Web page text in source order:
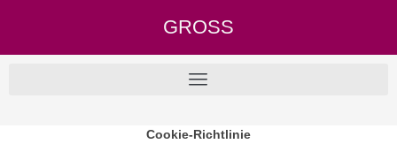
GROSS
Cookie-Richtlinie